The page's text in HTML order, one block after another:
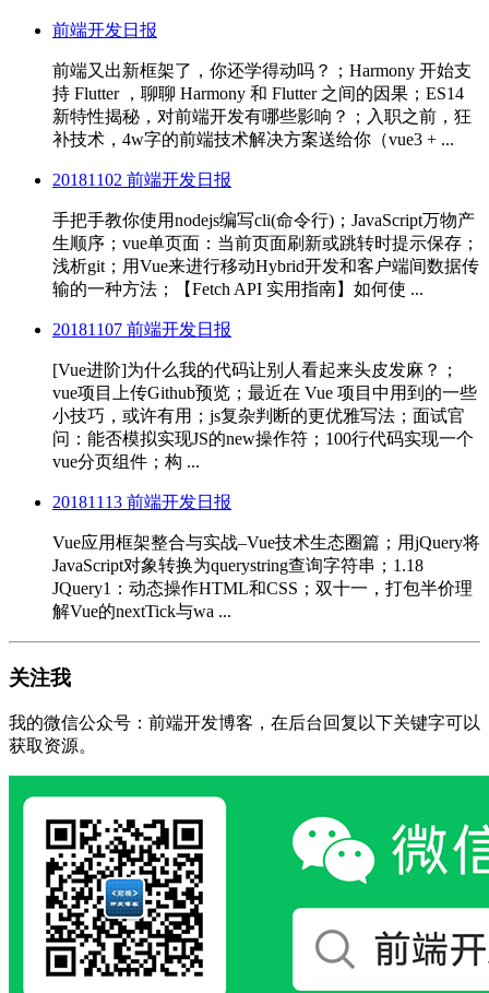
前端开发日报
前端又出新框架了，你还学得动吗？；Harmony 开始支
持 Flutter ，聊聊 Harmony 和 Flutter 之间的因果；ES14
新特性揭秘，对前端开发有哪些影响？；入职之前，狂
补技术，4w字的前端技术解决方案送给你（vue3 + ...
20181102 前端开发日报
手把手教你使用nodejs编写cli(命令行)；JavaScript万物产
生顺序；vue单页面：当前页面刷新或跳转时提示保存；
浅析git；用Vue来进行移动Hybrid开发和客户端间数据传
输的一种方法；【Fetch API 实用指南】如何使 ...
20181107 前端开发日报
[Vue进阶]为什么我的代码让别人看起来头皮发麻？；
vue项目上传Github预览；最近在 Vue 项目中用到的一些
小技巧，或许有用；js复杂判断的更优雅写法；面试官
问：能否模拟实现JS的new操作符；100行代码实现一个
vue分页组件；构 ...
20181113 前端开发日报
Vue应用框架整合与实战–Vue技术生态圈篇；用jQuery将
JavaScript对象转换为querystring查询字符串；1.18
JQuery1：动态操作HTML和CSS；双十一，打包半价理
解Vue的nextTick与wa ...
关注我
我的微信公众号：前端开发博客，在后台回复以下关键字可以
获取资源。